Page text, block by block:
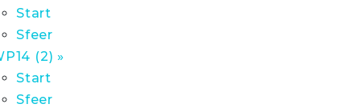
Start
Sfeer
(2) »
Start
Sfeer